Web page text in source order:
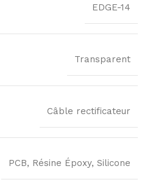
EDGE-14
Transparent
Câble rectificateur
PCB, Résine Époxy, Silicone